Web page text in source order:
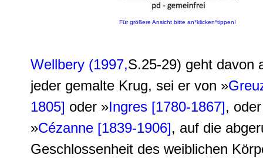
Für größere Ansicht bitte an*klicken*tippen!
Wellbery (1997,S.25-29) geht davon
jeder gemalte Krug, sei er von »
1805] oder »Ingres [1780-1867], oder
»Cézanne [1839-1906], auf die
Geschlossenheit des weiblichen